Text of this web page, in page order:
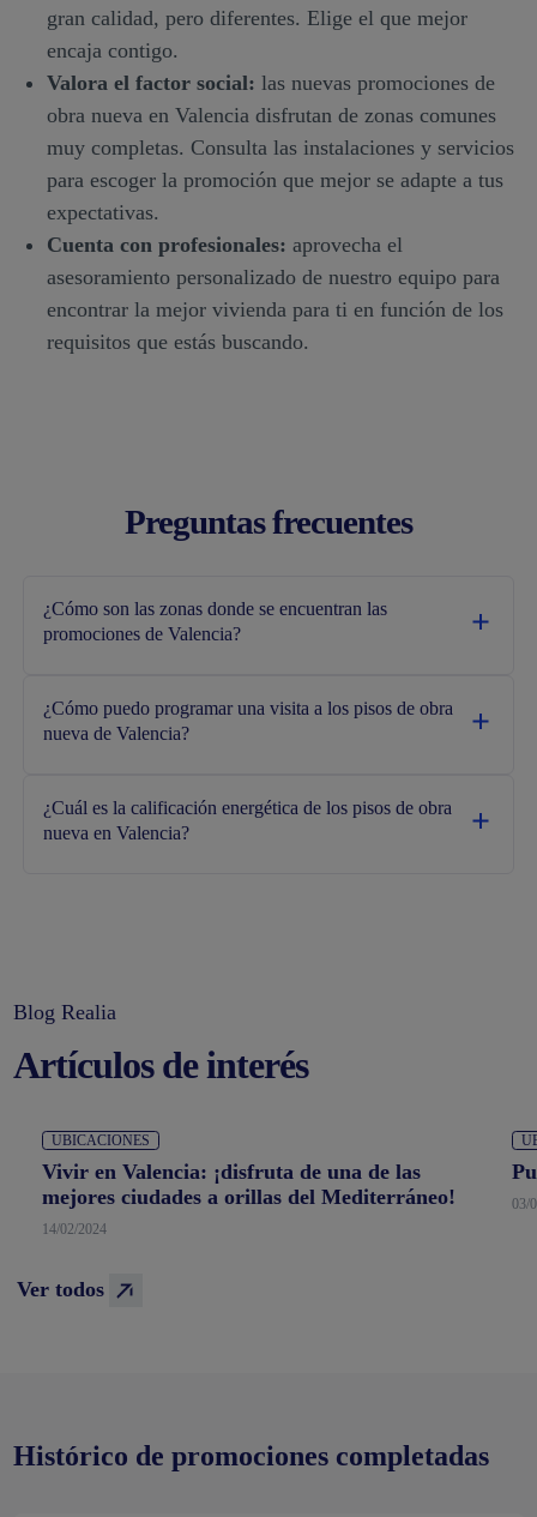
gran calidad, pero diferentes. Elige el que mejor
encaja contigo.
Valora el factor social: las nuevas promociones de
obra nueva en Valencia disfrutan de zonas comunes
muy completas. Consulta las instalaciones y servicios
para escoger la promoción que mejor se adapte a tus
expectativas.
Cuenta con profesionales: aprovecha el
asesoramiento personalizado de nuestro equipo para
encontrar la mejor vivienda para ti en función de los
requisitos que estás buscando.
Preguntas frecuentes
¿Cómo son las zonas donde se encuentran las
promociones de Valencia?
¿Cómo puedo programar una visita a los pisos de obra
nueva de Valencia?
¿Cuál es la calificación energética de los pisos de obra
nueva en Valencia?
Blog Realia
Artículos de interés
Ver todos
UBICACIONES
Vivir en Valencia: ¡disfruta de una de las
mejores ciudades a orillas del Mediterráneo!
14/02/2024
03/
Histórico de promociones completadas